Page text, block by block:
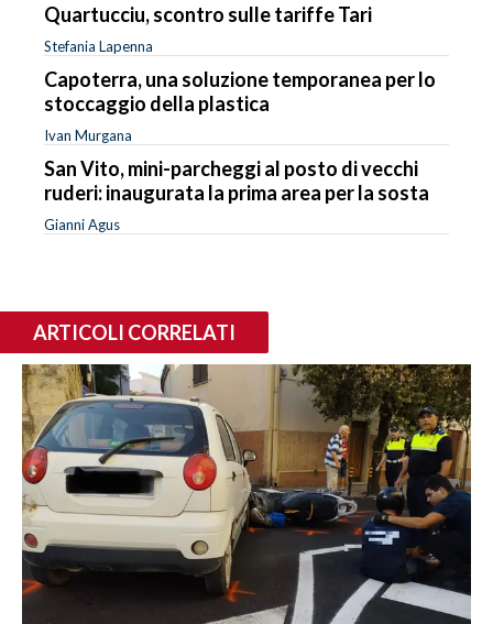
Quartucciu, scontro sulle tariffe Tari
Stefania Lapenna
Capoterra, una soluzione temporanea per lo
stoccaggio della plastica
Ivan Murgana
San Vito, mini-parcheggi al posto di vecchi
ruderi: inaugurata la prima area per la sosta
Gianni Agus
ARTICOLI CORRELATI